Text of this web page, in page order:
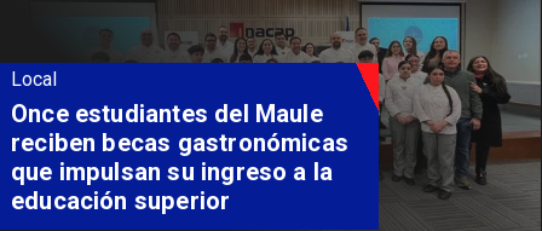
Local
Álvarez-Salamanca lidera la
apuesta regional para
consolidar el Paso Pehuenche
como alternativa a Los
Libertadores